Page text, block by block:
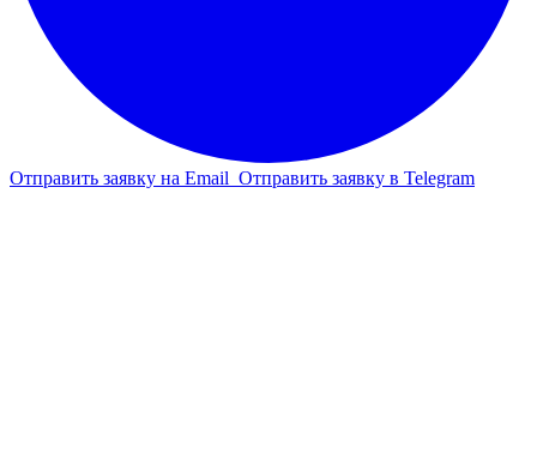
Отправить заявку на Email Отправить заявку в Telegram